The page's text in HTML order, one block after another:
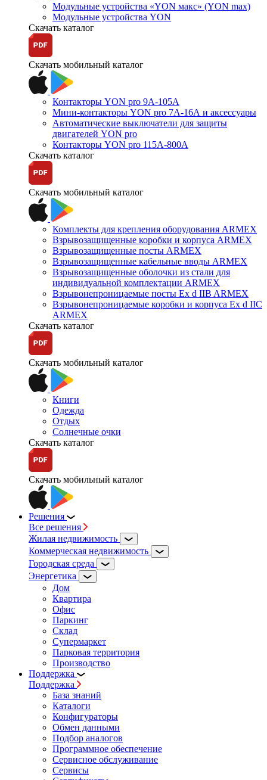
Модульные устройства «YON макс» (YON max)
Модульные устройства YON
Скачать каталог
Скачать мобильный каталог
Контакторы YON pro 9А-105А
Мини-контакторы YON pro 7А-16А и аксессуары
Автоматические выключатели для защиты
двигателей YON pro
Контакторы YON pro 115А-800А
Скачать каталог
Скачать мобильный каталог
Комплекты для крепления оборудования ARMEX
Взрывозащищенные коробки и корпуса ARMEX
Взрывозащищенные посты ARMEX
Взрывозащищенные кабельные вводы ARMEX
Взрывозащищенные оболочки из стали для
индивидуальной комплектации ARMEX
Взрывонепроницаемые посты Ex d IIB ARMEX
Взрывонепроницаемые коробки и корпуса Ex d IIС
ARMEX
Скачать каталог
Скачать мобильный каталог
Книги
Одежда
Отдых
Солнечные очки
Скачать каталог
Скачать мобильный каталог
Решения
Все решения
Жилая недвижимость
Коммерческая недвижимость
Городская среда
Энергетика
Дом
Квартира
Офис
Паркинг
Склад
Супермаркет
Парковая территория
Производство
Поддержка
Поддержка
База знаний
Каталоги
Конфигураторы
Обмен данными
Подбор аналогов
Программное обеспечение
Сервисное обслуживание
Сервисы